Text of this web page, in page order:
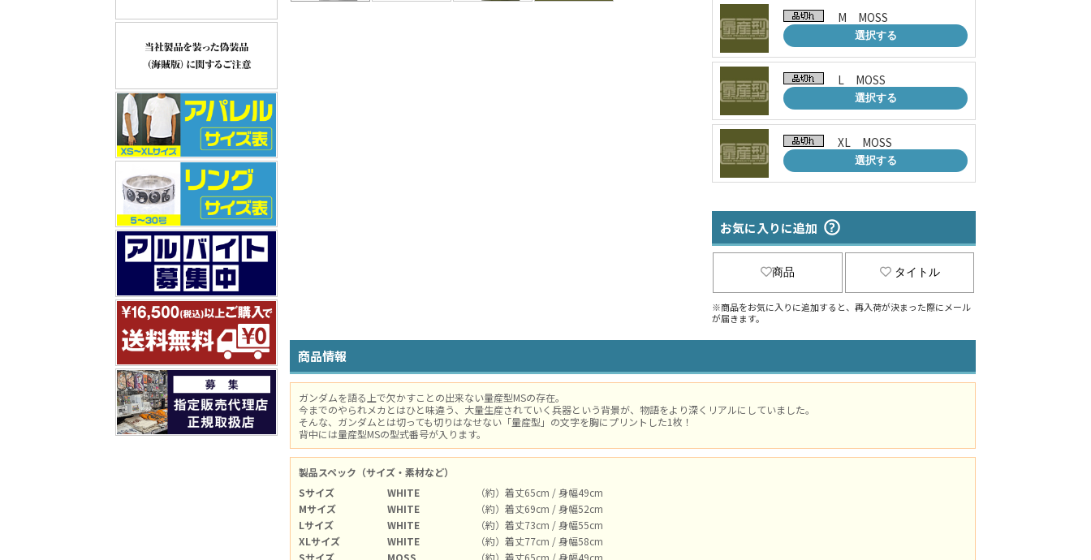
M MOSS
選択する
L MOSS
選択する
XL MOSS
選択する
お気に入りに追加
商品 タイトル
※商品をお気に入りに追加すると、再入荷が決まった際にメール
が届きます。
商品情報
ガンダムを語る上で欠かすことの出来ない量産型MSの存在。
今までのやられメカとはひと味違う、大量生産されていく兵器という背景が、物語をより深くリアルにしていました。
そんな、ガンダムとは切っても切りはなせない「量産型」の文字を胸にプリントした1枚！
背中には量産型MSの型式番号が入ります。
製品スペック（サイズ・素材など）
Sサイズ
WHITE
（約）着丈65cm / 身幅49cm
Mサイズ
WHITE
（約）着丈69cm / 身幅52cm
Lサイズ
WHITE
（約）着丈73cm / 身幅55cm
XLサイズ
WHITE
（約）着丈77cm / 身幅58cm